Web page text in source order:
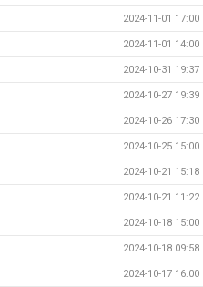
2024-11-01 17:00
2024-11-01 14:00
2024-10-31 19:37
2024-10-27 19:39
2024-10-26 17:30
2024-10-25 15:00
2024-10-21 15:18
2024-10-21 11:22
2024-10-18 15:00
2024-10-18 09:58
2024-10-17 16:00